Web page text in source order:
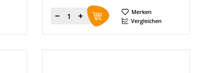
Menge
Merken
Vergleichen